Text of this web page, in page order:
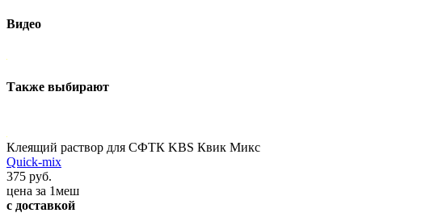
Видео
Также выбирают
Клеящий раствор для СФТК KBS Квик Микс
Quick-mix
375 руб.
цена за 1меш
с доставкой